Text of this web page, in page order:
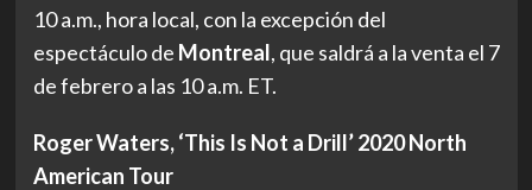
10 a.m., hora local, con la excepción del
espectáculo de Montreal, que saldrá a la venta el 7
de febrero a las 10 a.m. ET.
Roger Waters, ‘This Is Not a Drill’ 2020 North
American Tour